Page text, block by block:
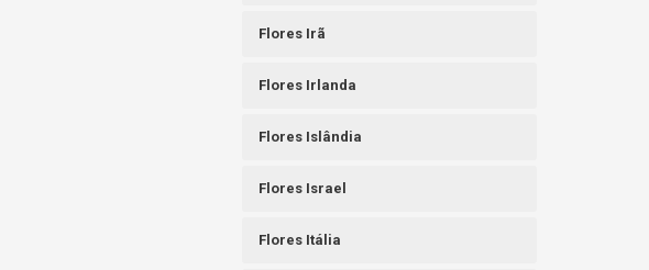
Flores Irã
Flores Irlanda
Flores Islândia
Flores Israel
Flores Itália